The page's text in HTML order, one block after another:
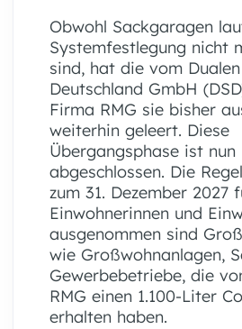
Obwohl Sackgaragen
Systemfestlegung nicht
sind, hat die vom
Deutschland GmbH
Firma RMG sie bisher
weiterhin geleert. Diese
Übergangsphase ist nun
abgeschlossen. Die
zum 31. Dezember 2027
Einwohnerinnen und
ausgenommen sind
wie Großwohnanlagen,
Gewerbebetriebe, die
RMG einen 1.100-Liter
erhalten haben.